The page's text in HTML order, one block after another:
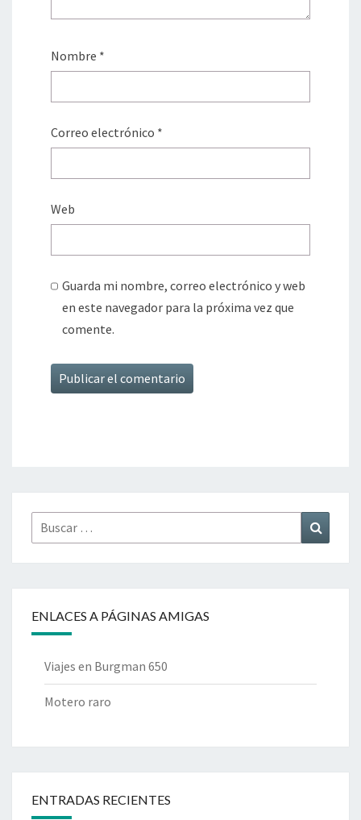
Nombre *
Correo electrónico *
Web
Guarda mi nombre, correo electrónico y web
en este navegador para la próxima vez que
comente.
Buscar
por:
ENLACES A PÁGINAS AMIGAS
Viajes en Burgman 650
Motero raro
ENTRADAS RECIENTES